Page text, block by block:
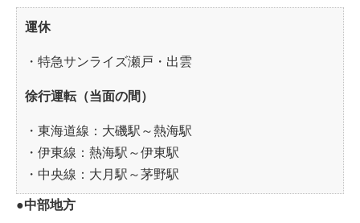
運休
・特急サンライズ瀬戸・出雲
徐行運転（当面の間）
・東海道線：大磯駅～熱海駅
・伊東線：熱海駅～伊東駅
・中央線：大月駅～茅野駅
●中部地方